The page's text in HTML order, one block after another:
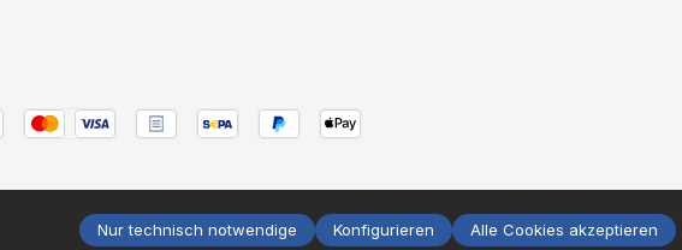
wenn nicht anders angegeben.
Nur technisch notwendige Konfigurieren Alle Cookies akzeptieren